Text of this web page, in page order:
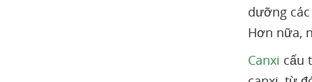
dưỡng
Hơn nữa,
Canxi cấu